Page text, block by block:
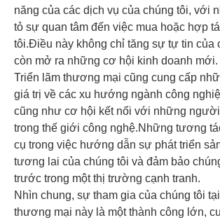
năng của các dịch vụ của chúng tôi, với
tỏ sự quan tâm đến việc mua hoặc hợp
tôi.Điều này không chỉ tăng sự tự tin của
còn mở ra những cơ hội kinh doanh mới.
Triển lãm thương mại cũng cung cấp
giá trị về các xu hướng ngành công
cũng như cơ hội kết nối với những
trong thế giới công nghệ.Những tương
cụ trong việc hướng dẫn sự phát triển
tương lai của chúng tôi và đảm bảo
trước trong một thị trường cạnh tranh.
Nhìn chung, sự tham gia của chúng tôi
thương mại này là một thành công lớn,